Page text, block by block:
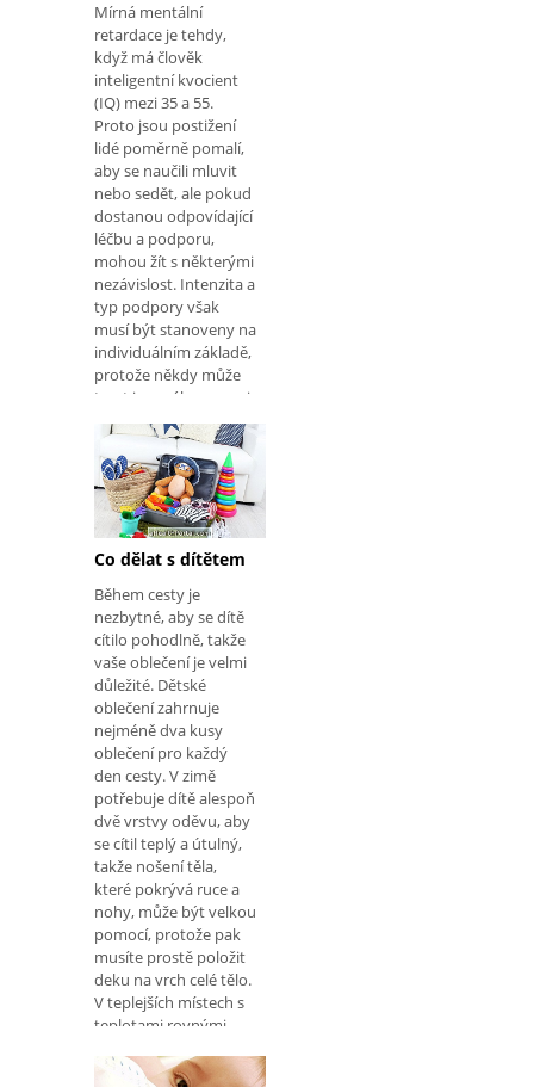
Mírná mentální
retardace je tehdy,
když má člověk
inteligentní kvocient
(IQ) mezi 35 a 55.
Proto jsou postižení
lidé poměrně pomalí,
aby se naučili mluvit
nebo sedět, ale pokud
dostanou odpovídající
léčbu a podporu,
mohou žít s některými
nezávislost. Intenzita a
typ podpory však
musí být stanoveny na
individuálním základě,
protože někdy může
trvat jen málo pomoci,
abyste mohli být
integrováni a nezávislí
ve svých základních
každodenních
činnostech, jako je
schopnost
komunikovat. Znaky,
charakteristiky K
identifikac
Co dělat s dítětem
Během cesty je
nezbytné, aby se dítě
cítilo pohodlně, takže
vaše oblečení je velmi
důležité. Dětské
oblečení zahrnuje
nejméně dva kusy
oblečení pro každý
den cesty. V zimě
potřebuje dítě alespoň
dvě vrstvy oděvu, aby
se cítil teplý a útulný,
takže nošení těla,
které pokrývá ruce a
nohy, může být velkou
pomocí, protože pak
musíte prostě položit
deku na vrch celé tělo.
V teplejších místech s
teplotami rovnými